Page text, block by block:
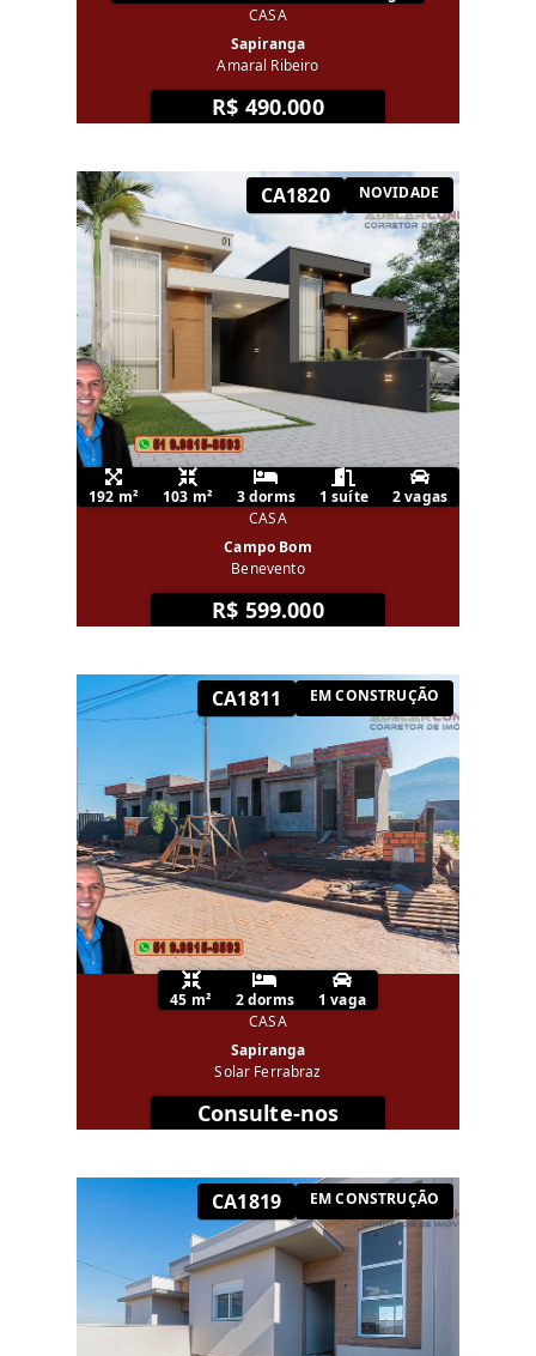
CASA
Sapiranga
Amaral Ribeiro
R$ 490.000
CA1820 NOVIDADE
192 m² 103 m² 3 dorms 1 suíte
2 vagas
CASA
Campo Bom
Benevento
R$ 599.000
CA1811 EM CONSTRUÇÃO
45 m² 2 dorms
1 vaga
CASA
Sapiranga
Solar Ferrabraz
Consulte-nos
CA1819 EM CONSTRUÇÃO